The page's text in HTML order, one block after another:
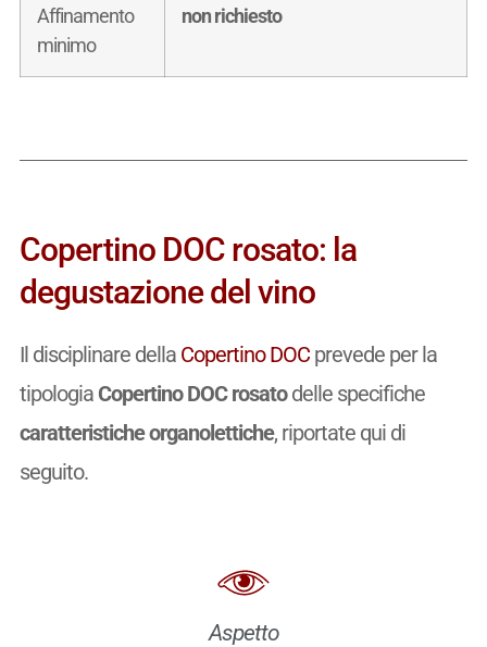
Affinamento
minimo
non richiesto
Copertino DOC rosato: la
degustazione del vino
Il disciplinare della Copertino DOCprevede per la
tipologia Copertino DOC rosatodelle specifiche
caratteristiche organolettiche, riportate qui di
seguito.
Aspetto